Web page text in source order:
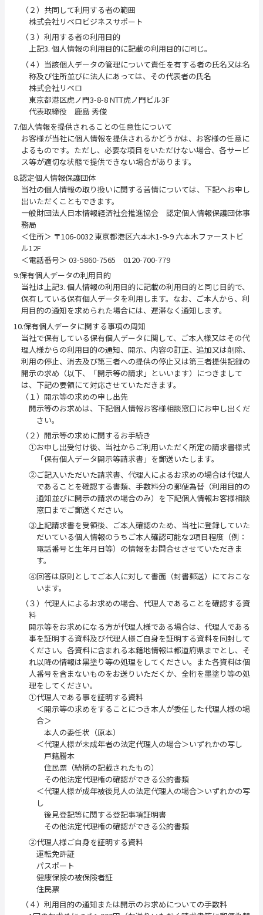
（２）共同して利用する者の範囲
株式会社リベロビジネスサポート
（３）利用する者の利用目的
上記3. 個人情報の利用目的に記載の利用目的に同じ。
（４）当該個人データの管理について責任を有する者の氏名又は名
称及び住所並びに法人にあっては、その代表者の氏名
株式会社リベロ
東京都港区虎ノ門3-8-8 NTT虎ノ門ビル3F
代表取締役 鹿島 秀俊
7.個人情報を提供されることの任意性について
お客様が当社に個人情報を提供されるかどうかは、お客様の任意に
よるものです。ただし、必要な項目をいただけない場合、各サービ
ス等が適切な状態で提供できない場合があります。
8.認定個人情報保護団体
当社の個人情報の取り扱いに関する苦情については、下記へお申し
出いただくこともできます。
一般財団法人日本情報経済社会推進協会 認定個人情報保護団体事
務局
＜住所＞ 〒106-0032 東京都港区六本木1-9-9 六本木ファーストビ
ル12F
＜電話番号＞ 03-5860-7565 0120-700-779
9.保有個人データの利用目的
当社は上記3. 個人情報の利用目的に記載の利用目的と同じ目的で、
保有している保有個人データを利用します。なお、ご本人から、利
用目的の通知を求められた場合には、遅滞なく通知します。
10.保有個人データに関する事項の周知
当社で保有している保有個人データに関して、ご本人様又はその代
理人様からの利用目的の通知、開示、内容の訂正、追加又は削除、
利用の停止、消去及び第三者への提供の停止又は第三者提供記録の
開示の求め（以下、「開示等の請求」といいます）につきまして
は、下記の要領にて対応させていただきます。
（１）開示等の求めの申し出先
開示等のお求めは、下記個人情報お客様相談窓口にお申し出くだ
さい。
（２）開示等の求めに関するお手続き
①お申し出受付け後、当社からご利用いただく所定の請求書様式
「保有個人データ開示等請求書」を郵送いたします。
②ご記入いただいた請求書、代理人によるお求めの場合は代理人
であることを確認する書類、手数料分の郵便為替（利用目的の
通知並びに開示の請求の場合のみ）を下記個人情報お客様相談
窓口までご郵送ください。
③上記請求書を受領後、ご本人確認のため、当社に登録していた
だいている個人情報のうちご本人確認可能な2項目程度（例：
電話番号と生年月日等）の情報をお問合せさせていただきま
す。
④回答は原則としてご本人に対して書面（封書郵送）にておこな
います。
（３）代理人によるお求めの場合、代理人であることを確認する資
料
開示等をお求めになる方が代理人様である場合は、代理人である
事を証明する資料及び代理人様ご自身を証明する資料を同封して
ください。各資料に含まれる本籍地情報は都道府県までとし、そ
れ以降の情報は黒塗り等の処理をしてください。また各資料は個
人番号を含まないものをお送りいただくか、全桁を墨塗り等の処
理をしてください。
①代理人である事を証明する資料
＜開示等の求めをすることにつき本人が委任した代理人様の場
合＞
本人の委任状（原本）
＜代理人様が未成年者の法定代理人の場合＞いずれかの写し
戸籍謄本
住民票（続柄の記載されたもの）
その他法定代理権の確認ができる公的書類
＜代理人様が成年被後見人の法定代理人の場合＞いずれかの写
し
後見登記等に関する登記事項証明書
その他法定代理権の確認ができる公的書類
②代理人様ご自身を証明する資料
運転免許証
パスポート
健康保険の被保険者証
住民票
（４）利用目的の通知または開示のお求めについての手数料